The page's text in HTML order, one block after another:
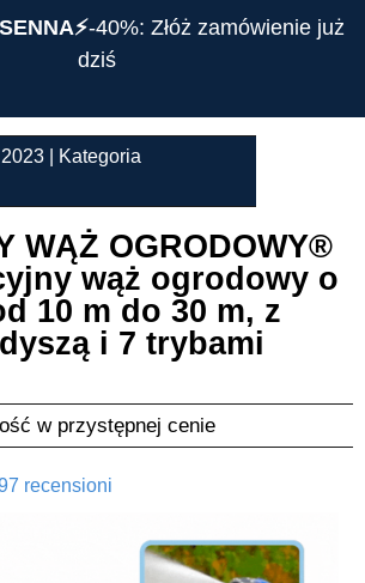
-40%: Złóż zamówienie już
dziś
| Kategoria
WĄŻ OGRODOWY®️
wąż ogrodowy o
10 m do 30 m, z
i 7 trybami
w przystępnej cenie
recensioni